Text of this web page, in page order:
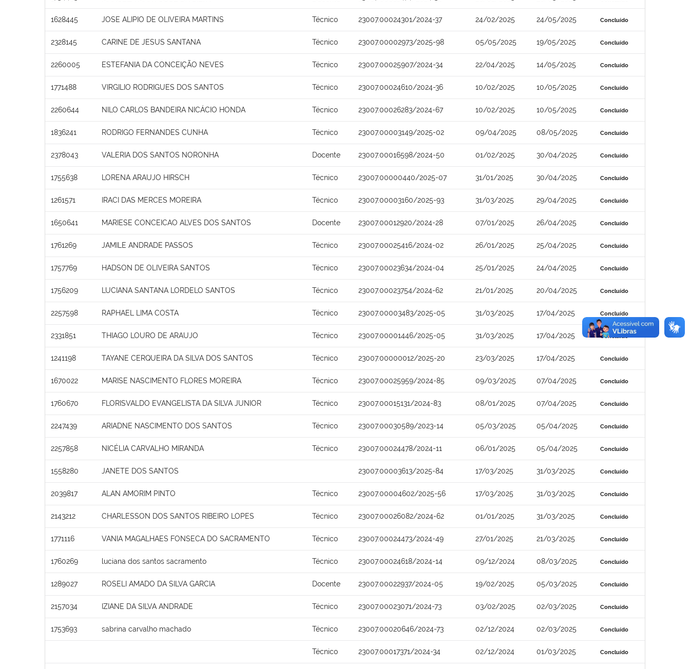
1628445 JOSE ALIPIO DE OLIVEIRA MARTINS Técnico 23007.00024301/2024-37 24/02/2025 24/05/2025 Concluído
2328145 CARINE DE JESUS SANTANA Técnico 23007.00002973/2025-98 05/05/2025 19/05/2025 Concluído
2260005 ESTEFANIA DA CONCEIÇÃO NEVES Técnico 23007.00025907/2024-34 22/04/2025 14/05/2025 Concluído
1771488 VIRGILIO RODRIGUES DOS SANTOS Técnico 23007.00024610/2024-36 10/02/2025 10/05/2025 Concluído
2260644 NILO CARLOS BANDEIRA NICÁCIO HONDA Técnico 23007.00026283/2024-67 10/02/2025 10/05/2025 Concluído
1836241 RODRIGO FERNANDES CUNHA Técnico 23007.00003149/2025-02 09/04/2025 08/05/2025 Concluído
2378043 VALERIA DOS SANTOS NORONHA Docente 23007.00016598/2024-50 01/02/2025 30/04/2025 Concluído
1755638 LORENA ARAUJO HIRSCH Técnico 23007.00000440/2025-07 31/01/2025 30/04/2025 Concluído
1261571 IRACI DAS MERCES MOREIRA Técnico 23007.00003160/2025-93 31/03/2025 29/04/2025 Concluído
1650641 MARIESE CONCEICAO ALVES DOS SANTOS Docente 23007.00012920/2024-28 07/01/2025 26/04/2025 Concluído
1761269 JAMILE ANDRADE PASSOS Técnico 23007.00025416/2024-02 26/01/2025 25/04/2025 Concluído
1757769 HADSON DE OLIVEIRA SANTOS Técnico 23007.00023634/2024-04 25/01/2025 24/04/2025 Concluído
1756209 LUCIANA SANTANA LORDELO SANTOS Técnico 23007.00023754/2024-62 21/01/2025 20/04/2025 Concluído
2257598 RAPHAEL LIMA COSTA Técnico 23007.00003483/2025-05 31/03/2025 17/04/2025 Concluído
2331851 THIAGO LOURO DE ARAUJO Técnico 23007.00001446/2025-05 31/03/2025 17/04/2025 Concluído
1241198 TAYANE CERQUEIRA DA SILVA DOS SANTOS Técnico 23007.00000012/2025-20 23/03/2025 17/04/2025 Concluído
1670022 MARISE NASCIMENTO FLORES MOREIRA Técnico 23007.00025959/2024-85 09/03/2025 07/04/2025 Concluído
1760670 FLORISVALDO EVANGELISTA DA SILVA JUNIOR Técnico 23007.00015131/2024-83 08/01/2025 07/04/2025 Concluído
2247439 ARIADNE NASCIMENTO DOS SANTOS Técnico 23007.00030589/2023-14 05/03/2025 05/04/2025 Concluído
2257858 NICÉLIA CARVALHO MIRANDA Técnico 23007.00024478/2024-11 06/01/2025 05/04/2025 Concluído
1558280 JANETE DOS SANTOS 23007.00003613/2025-84 17/03/2025 31/03/2025 Concluído
2039817 ALAN AMORIM PINTO Técnico 23007.00004602/2025-56 17/03/2025 31/03/2025 Concluído
2143212 CHARLESSON DOS SANTOS RIBEIRO LOPES Técnico 23007.00026082/2024-62 01/01/2025 31/03/2025 Concluído
1771116 VANIA MAGALHAES FONSECA DO SACRAMENTO Técnico 23007.00024473/2024-49 27/01/2025 21/03/2025 Concluído
1760269 luciana dos santos sacramento Técnico 23007.00024618/2024-14 09/12/2024 08/03/2025 Concluído
1289027 ROSELI AMADO DA SILVA GARCIA Docente 23007.00022937/2024-05 19/02/2025 05/03/2025 Concluído
2157034 IZIANE DA SILVA ANDRADE Técnico 23007.00023071/2024-73 03/02/2025 02/03/2025 Concluído
1753693 sabrina carvalho machado Técnico 23007.00020646/2024-73 02/12/2024 02/03/2025 Concluído
Técnico 23007.00017371/2024-34 02/12/2024 01/03/2025 Concluído